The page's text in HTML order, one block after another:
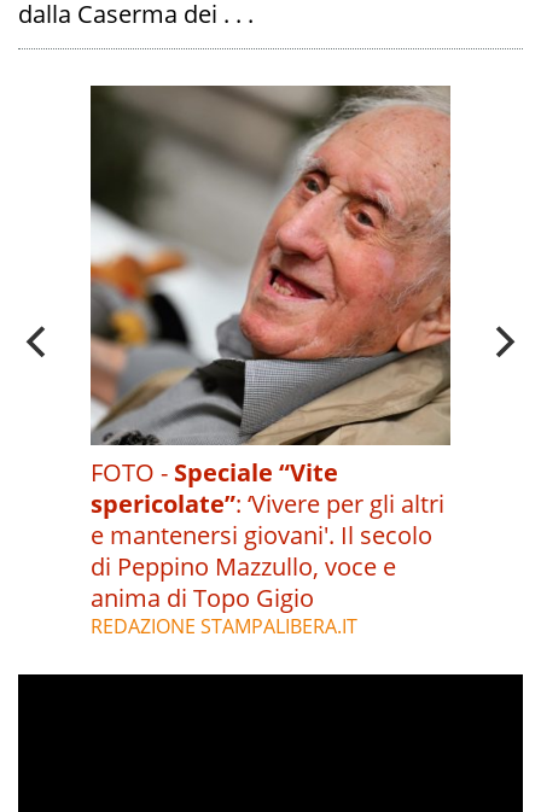
dalla Caserma dei . . .
FOTO - Speciale “Vite
spericolate”: ‘Vivere per gli altri
e mantenersi giovani'. Il secolo
di Peppino Mazzullo, voce e
anima di Topo Gigio
REDAZIONE STAMPALIBERA.IT